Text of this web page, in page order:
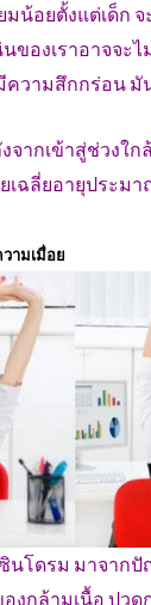
มน้อยตั้งแต่เด็ก
องเราอาจจะไ
วามสึกกร่อน มัน
จากเข้าสู่ช่วงใก
ฉลี่ยอายุประมา
ามเมื่อย
นโดรม มาจาก
งกล้ามเนื้อ ปว